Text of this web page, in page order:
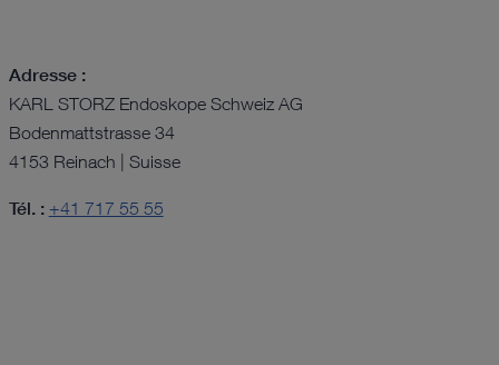
Adresse :
KARL STORZ Endoskope Schweiz AG
Bodenmattstrasse 34
4153 Reinach | Suisse
Tél. : +41 717 55 55